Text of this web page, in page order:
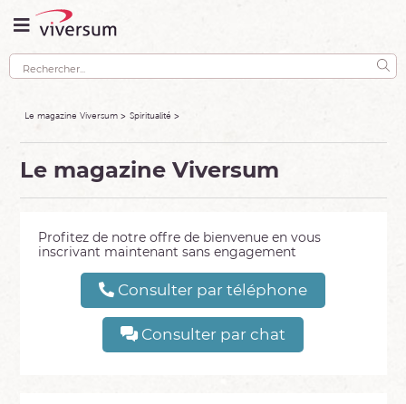
Le magazine Viversum Spiritualité
Le magazine Viversum
Profitez de notre offre de bienvenue en vous
inscrivant maintenant sans engagement
Consulter par téléphone
Consulter par chat